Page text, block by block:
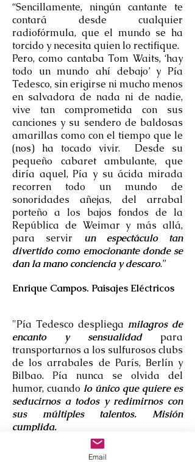
“Sencillamente, ningún cantante te
contará desde cualquier
radiofórmula, que el mundo se ha
torcido y necesita quien lo rectifique.
Pero, como cantaba Tom Waits, ‘hay
todo un mundo ahí debajo’ y Pía
Tedesco, sin erigirse ni mucho menos
en salvadora de nada ni de nadie,
vive tan comprometida con sus
canciones y su sendero de baldosas
amarillas como con el tiempo que le
(nos) ha tocado vivir. Desde su
pequeño cabaret ambulante, que
diría aquel, Pía y su ácida mirada
recorren todo un mundo de
sonoridades añejas, del arrabal
porteño a los bajos fondos de la
República de Weimar y más allá,
para servir un espectáculo tan
divertido como emocionante donde se
dan la mano conciencia y descaro.”
Enrique Campos. Paisajes Eléctricos
"Pía Tedesco despliega milagros de
encanto y sensualidadpara
transportarnos a los sulfurosos clubs
de los arrabales de París, Berlín y
Bilbao. Pía nunca se olvida del
humor, cuando lo único que quiere es
seducirnos a todos y redimirnos con
sus múltiples talentos. Misión
cumplida.
(…)Pía encarna un objeto de deseo
que lo ha vivido todo, así, la fría
Email